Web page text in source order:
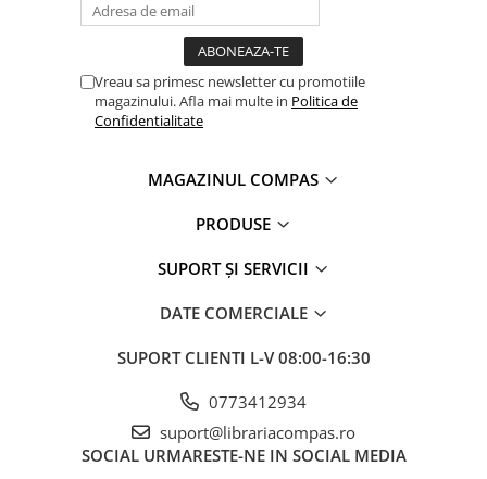
Clasici români și universali
Thriller și mister
Young adult
Dezvoltare personală și non-
Psihologie și dezvoltare personală
Parenting și educație
Sănătate și stil de viață
Vreau sa primesc newsletter cu promotiile
magazinului. Afla mai multe in Politica de
Confidentialitate
MAGAZINUL COMPAS
PRODUSE
SUPORT ȘI SERVICII
DATE COMERCIALE
SUPORT CLIENTI L-V 08:00-16:30
0773412934
suport@librariacompas.ro
SOCIAL URMARESTE-NE IN SOCIAL MEDIA